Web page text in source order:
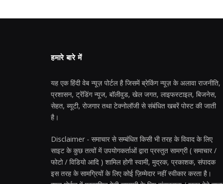
हमारे बारे में
यह एक हिंदी वेब न्यूज़ पोर्टल है जिसमें ब्रेकिंग न्यूज़ के अलावा राजनीति,
प्रशासन, ट्रेंडिंग न्यूज, बॉलीवुड, खेल जगत, लाइफस्टाइल, बिजनेस,
सेहत, ब्यूटी, रोजगार तथा टेक्नोलॉजी से संबंधित खबरें पोस्ट की जाती
है।
Disclaimer - समाचार से सम्बंधित किसी भी तरह के विवाद के लिए
साइट के कुछ तत्वों में उपयोगकर्ताओं द्वारा प्रस्तुत सामग्री ( समाचार /
फोटो / विडियो आदि ) शामिल होगी स्वामी, मुद्रक, प्रकाशक, संपादक
इस तरह के सामग्रियों के लिए कोई ज़िम्मेदार नहीं स्वीकार करता है।